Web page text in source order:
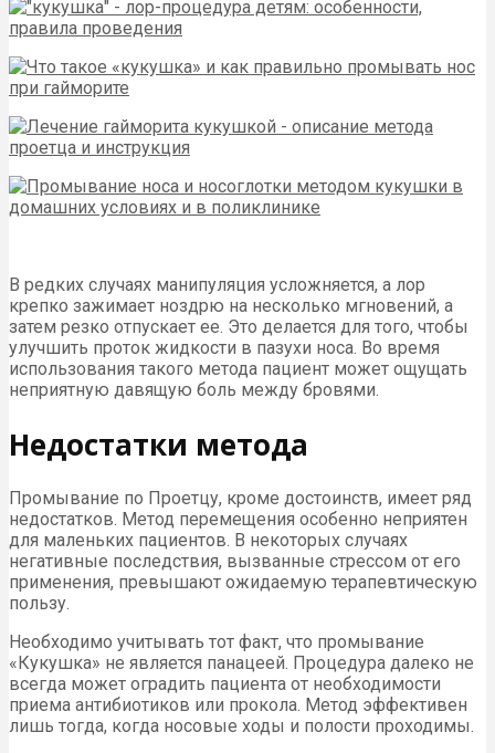
В редких случаях манипуляция усложняется, а лор
крепко зажимает ноздрю на несколько мгновений, а
затем резко отпускает ее. Это делается для того, чтобы
улучшить проток жидкости в пазухи носа. Во время
использования такого метода пациент может ощущать
неприятную давящую боль между бровями.
Недостатки метода
Промывание по Проетцу, кроме достоинств, имеет ряд
недостатков. Метод перемещения особенно неприятен
для маленьких пациентов. В некоторых случаях
негативные последствия, вызванные стрессом от его
применения, превышают ожидаемую терапевтическую
пользу.
Необходимо учитывать тот факт, что промывание
«Кукушка» не является панацеей. Процедура далеко не
всегда может оградить пациента от необходимости
приема антибиотиков или прокола. Метод эффективен
лишь тогда, когда носовые ходы и полости проходимы.